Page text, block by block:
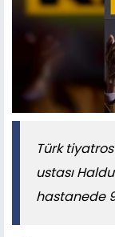
Türk
ustası
hastanede